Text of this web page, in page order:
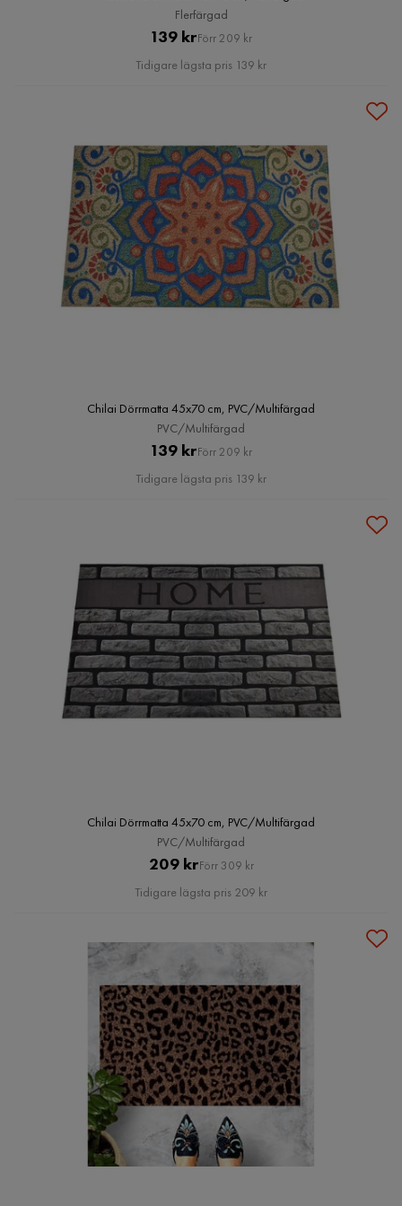
Flerfärgad
Pris
139 krOriginal
Pris
Förr 209 kr
Tidigare lägsta pris 139 kr
Chilai Dörrmatta 45x70 cm, PVC/Multifärgad
PVC/Multifärgad
Pris
139 krOriginal
Pris
Förr 209 kr
Tidigare lägsta pris 139 kr
Chilai Dörrmatta 45x70 cm, PVC/Multifärgad
PVC/Multifärgad
Pris
209 krOriginal
Pris
Förr 309 kr
Tidigare lägsta pris 209 kr